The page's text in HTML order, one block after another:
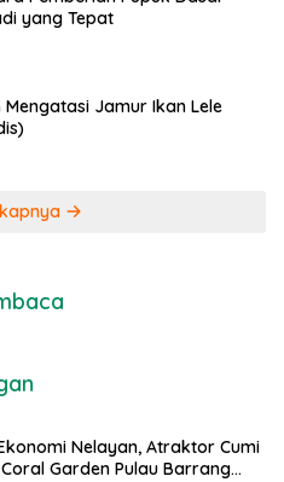
yang Tepat
Mengatasi Jamur Ikan Lele
Nelayan, Atraktor Cumi
Garden Pulau Barrang